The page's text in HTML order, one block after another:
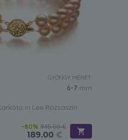
GYÖNGY MÉRET:
6-7 mm
in Lee Rózsaszín
-80% 945.00 €
189.00 €